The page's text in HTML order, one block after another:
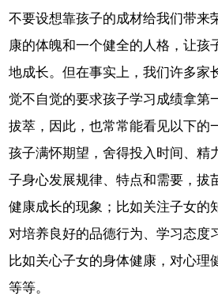
不要设想靠孩子的成材给我们带来
康的体魄和一个健全的人格，让孩
地成长。但在事实上，我们许多家
觉不自觉的要求孩子学习成绩拿第
拔萃，因此，也常常能看见以下的
孩子满怀期望，舍得投入时间、精
子身心发展规律、特点和需要，拔
健康成长的现象；比如关注子女的
对培养良好的品德行为、学习态度
比如关心子女的身体健康，对心理
等等。